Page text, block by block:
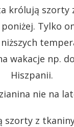
królują szorty
Tylko
wakacje np.
Hiszpanii.
szorty z